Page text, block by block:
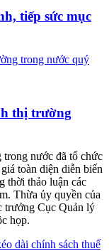
tiếp sức mục
thị trường
nước đã tổ chức
toàn diện diễn biến
thời thảo luận các
Thừa ủy quyền của
trưởng Cục Quản lý
họp.